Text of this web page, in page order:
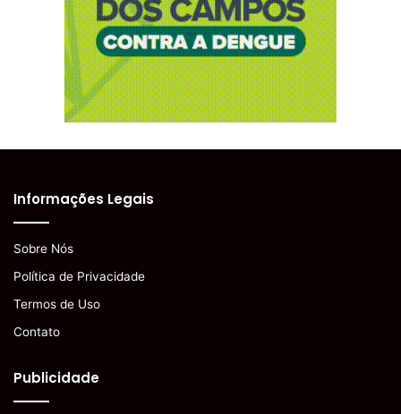
Informações Legais
Sobre Nós
Política de Privacidade
Termos de Uso
Contato
Publicidade